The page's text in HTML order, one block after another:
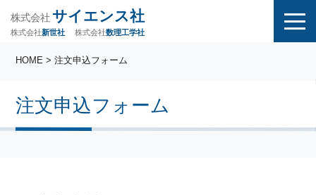
株式会社 サイエンス社
株式会社新世社 株式会社数理工学社
注文申込フォーム
HOME > 注文申込フォーム